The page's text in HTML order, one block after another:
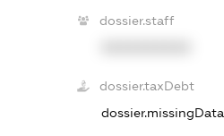
dossier.staff
dossier.taxDebt
dossier.missingData